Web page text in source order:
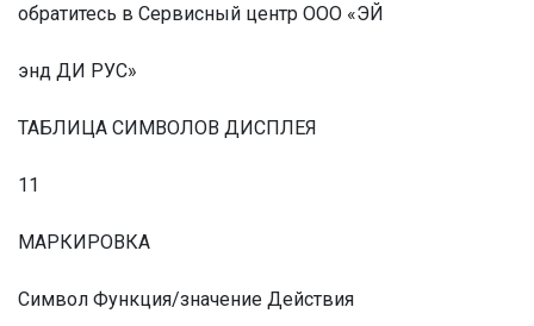
обратитесь в Сервисный центр ООО «ЭЙ
энд ДИ РУС»
ТАБЛИЦА СИМВОЛОВ ДИСПЛЕЯ
11
МАРКИРОВКА
Символ Функция/значение Действия